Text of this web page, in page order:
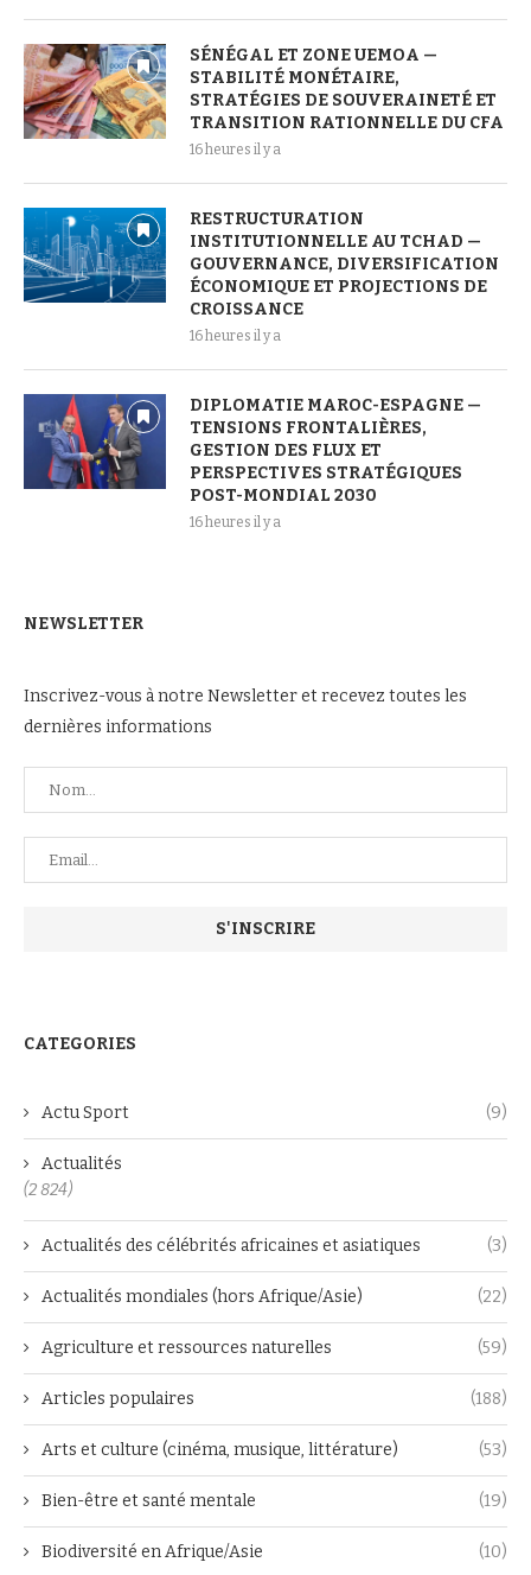
SÉNÉGAL ET ZONE UEMOA —
STABILITÉ MONÉTAIRE,
STRATÉGIES DE SOUVERAINETÉ ET
TRANSITION RATIONNELLE DU CFA
16 heures il y a
RESTRUCTURATION
INSTITUTIONNELLE AU TCHAD —
GOUVERNANCE, DIVERSIFICATION
ÉCONOMIQUE ET PROJECTIONS DE
CROISSANCE
16 heures il y a
DIPLOMATIE MAROC-ESPAGNE —
TENSIONS FRONTALIÈRES,
GESTION DES FLUX ET
PERSPECTIVES STRATÉGIQUES
POST-MONDIAL 2030
16 heures il y a
NEWSLETTER
Inscrivez-vous à notre Newsletter et recevez toutes les
dernières informations
CATEGORIES
Actu Sport (9)
Actualités
(2 824)
Actualités des célébrités africaines et asiatiques (3)
Actualités mondiales (hors Afrique/Asie) (22)
Agriculture et ressources naturelles (59)
Articles populaires (188)
Arts et culture (cinéma, musique, littérature) (53)
Bien-être et santé mentale (19)
Biodiversité en Afrique/Asie (10)